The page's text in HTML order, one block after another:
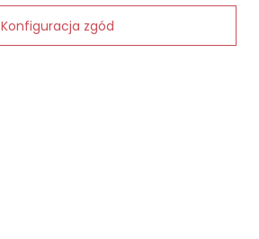
Dodaj do koszyka
Konfiguracja zgód